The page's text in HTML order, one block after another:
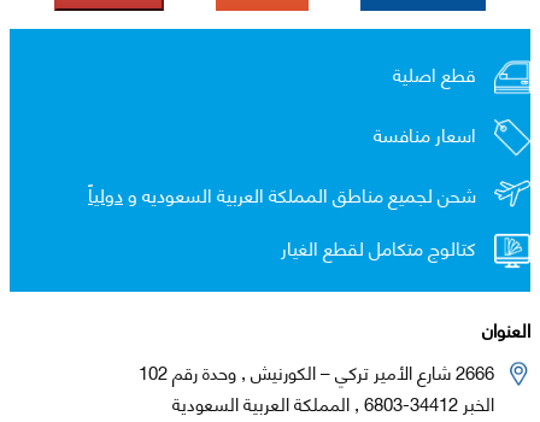
قطع اصلية
اسعار منافسة
شحن لجميع مناطق المملكة العربية السعوديه ودولياً
كتالوج متكامل لقطع الغيار
العنوان
2666 شارع الأمير تركي – الكورنيش , وحدة رقم 102
الخبر 34412-6803 , المملكة العربية السعودية